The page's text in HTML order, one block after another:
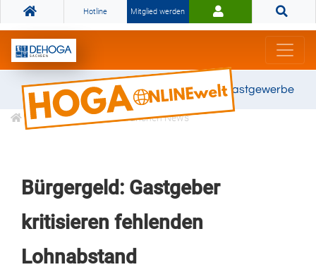
Hotline Mitglied werden
Gemeinsam stark für das Gastgewerbe
Informationen Branchen News
Bürgergeld: Gastgeber
kritisieren fehlenden
Lohnabstand